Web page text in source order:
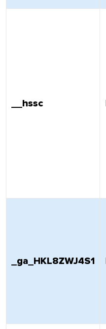
__hssc
_ga_HKL8ZWJ4S1